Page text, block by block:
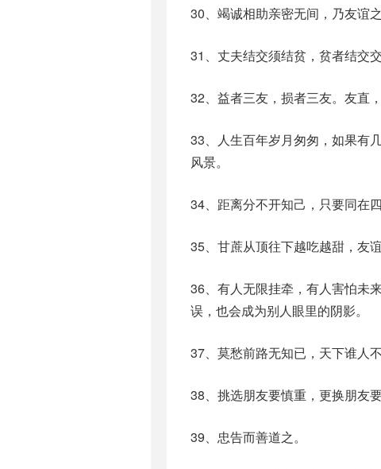
30、竭诚相助亲密无间，乃友谊之
31、丈夫结交须结贫，贫者结交交
32、益者三友，损者三友。友直
33、人生百年岁月匆匆，如果有
风景。
34、距离分不开知己，只要同在
35、甘蔗从顶往下越吃越甜，友
36、有人无限挂牵，有人害怕未
误，也会成为别人眼里的阴影。
37、莫愁前路无知已，天下谁人不
38、挑选朋友要慎重，更换朋友要
39、忠告而善道之。